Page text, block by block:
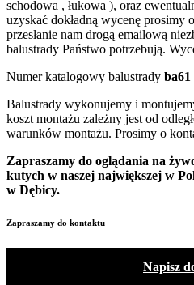
schodowa , łukowa ), oraz
uzyskać dokładną wycenę prosimy
przesłanie nam drogą emailową
balustrady Państwo potrzebują.
Numer katalogowy balustrady ba61
Balustrady wykonujemy i
koszt montażu zależny jest od
warunków montażu. Prosimy o
Zapraszamy do oglądania na
kutych w naszej największej w
w Dębicy.
Zapraszamy do kontaktu
Napisz